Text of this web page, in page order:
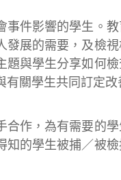
件影響的學生。
展的需要，及檢
與學生分享如何
關學生共同訂定
作，為有需要的
的學生被捕／被